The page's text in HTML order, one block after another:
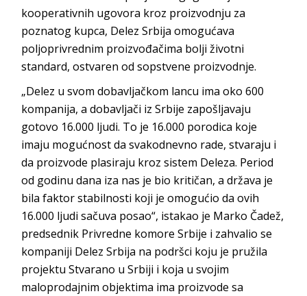
kooperativnih ugovora kroz proizvodnju za
poznatog kupca, Delez Srbija omogućava
poljoprivrednim proizvođačima bolji životni
standard, ostvaren od sopstvene proizvodnje.
„Delez u svom dobavljačkom lancu ima oko 600
kompanija, a dobavljači iz Srbije zapošljavaju
gotovo 16.000 ljudi. To je 16.000 porodica koje
imaju mogućnost da svakodnevno rade, stvaraju i
da proizvode plasiraju kroz sistem Deleza. Period
od godinu dana iza nas je bio kritičan, a država je
bila faktor stabilnosti koji je omogućio da ovih
16.000 ljudi sačuva posao“, istakao je Marko Čadež,
predsednik Privredne komore Srbije i zahvalio se
kompaniji Delez Srbija na podršci koju je pružila
projektu Stvarano u Srbiji i koja u svojim
maloprodajnim objektima ima proizvode sa